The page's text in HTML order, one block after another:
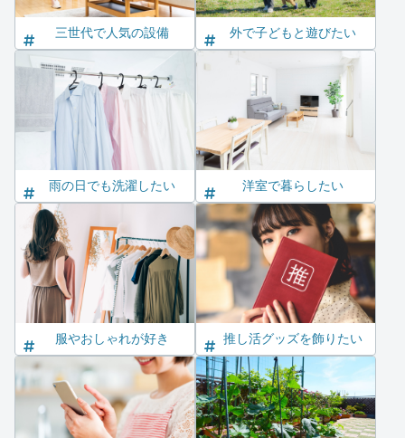
三世代で人気の設備 外で子どもと遊びたい
雨の日でも洗濯したい 洋室で暮らしたい
服やおしゃれが好き 推し活グッズを飾りたい